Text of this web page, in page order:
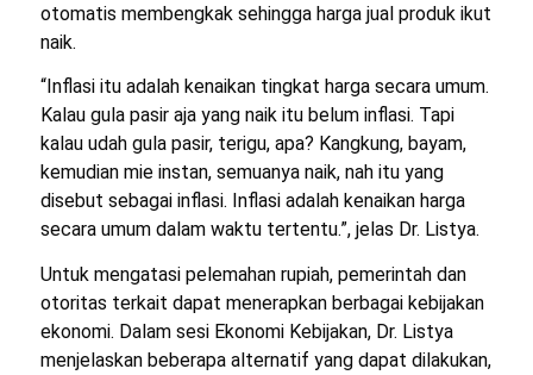
otomatis membengkak sehingga harga jual produk ikut
naik.
“Inflasi itu adalah kenaikan tingkat harga secara umum.
Kalau gula pasir aja yang naik itu belum inflasi. Tapi
kalau udah gula pasir, terigu, apa? Kangkung, bayam,
kemudian mie instan, semuanya naik, nah itu yang
disebut sebagai inflasi. Inflasi adalah kenaikan harga
secara umum dalam waktu tertentu.”, jelas Dr. Listya.
Untuk mengatasi pelemahan rupiah, pemerintah dan
otoritas terkait dapat menerapkan berbagai kebijakan
ekonomi. Dalam sesi Ekonomi Kebijakan, Dr. Listya
menjelaskan beberapa alternatif yang dapat dilakukan,